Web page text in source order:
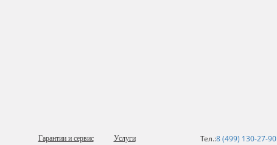
Гарантии и сервис
Услуги
Тел.:8 (499) 130-27-90